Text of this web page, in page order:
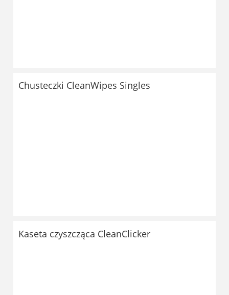
Chusteczki CleanWipes Singles
Kaseta czyszcząca CleanClicker